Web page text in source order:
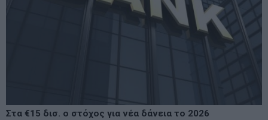
Στα €15 δισ. ο στόχος για νέα δάνεια το 2026